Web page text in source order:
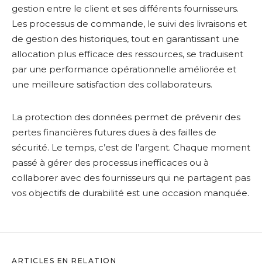
gestion entre le client et ses différents fournisseurs.
Les processus de commande, le suivi des livraisons et
de gestion des historiques, tout en garantissant une
allocation plus efficace des ressources, se traduisent
par une performance opérationnelle améliorée et
une meilleure satisfaction des collaborateurs.
La protection des données permet de prévenir des
pertes financières futures dues à des failles de
sécurité. Le temps, c’est de l’argent. Chaque moment
passé à gérer des processus inefficaces ou à
collaborer avec des fournisseurs qui ne partagent pas
vos objectifs de durabilité est une occasion manquée.
ARTICLES EN RELATION